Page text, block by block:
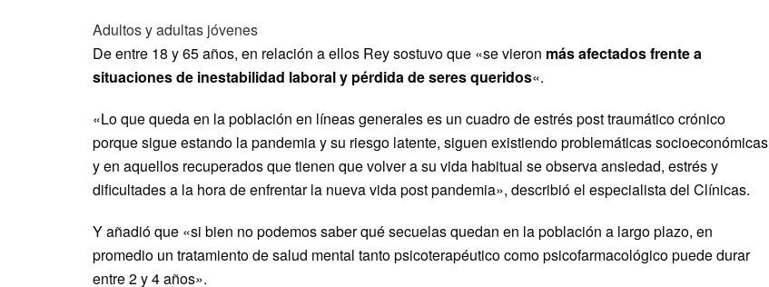
Adultos y adultas jóvenes
De entre 18 y 65 años, en relación a ellos Rey sostuvo que «se vieron más afectados frente a
situaciones de inestabilidad laboral y pérdida de seres queridos«.
«Lo que queda en la población en líneas generales es un cuadro de estrés post traumático crónico
porque sigue estando la pandemia y su riesgo latente, siguen existiendo problemáticas socioeconómicas
y en aquellos recuperados que tienen que volver a su vida habitual se observa ansiedad, estrés y
dificultades a la hora de enfrentar la nueva vida post pandemia», describió el especialista del Clínicas.
Y añadió que «si bien no podemos saber qué secuelas quedan en la población a largo plazo, en
promedio un tratamiento de salud mental tanto psicoterapéutico como psicofarmacológico puede durar
entre 2 y 4 años».